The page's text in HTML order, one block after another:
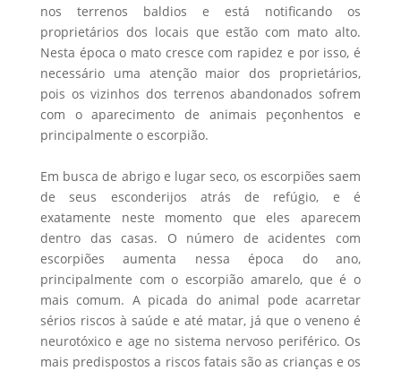
nos terrenos baldios e está notificando os
proprietários dos locais que estão com mato alto.
Nesta época o mato cresce com rapidez e por isso, é
necessário uma atenção maior dos proprietários,
pois os vizinhos dos terrenos abandonados sofrem
com o aparecimento de animais peçonhentos e
principalmente o escorpião.
Em busca de abrigo e lugar seco, os escorpiões saem
de seus esconderijos atrás de refúgio, e é
exatamente neste momento que eles aparecem
dentro das casas. O número de acidentes com
escorpiões aumenta nessa época do ano,
principalmente com o escorpião amarelo, que é o
mais comum. A picada do animal pode acarretar
sérios riscos à saúde e até matar, já que o veneno é
neurotóxico e age no sistema nervoso periférico. Os
mais predispostos a riscos fatais são as crianças e os